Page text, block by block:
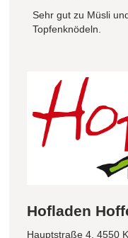
Sehr gut zu Müsli
Topfenknödeln.
Hofladen
Hauptstraße 4, 4550